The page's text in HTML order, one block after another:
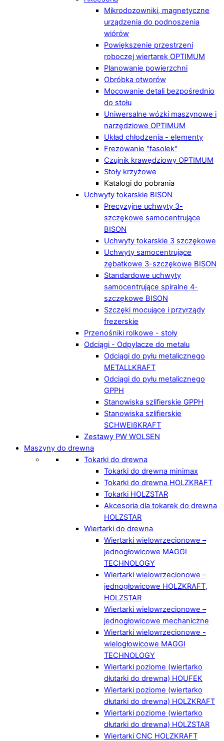
Mikrodozowniki, magnetyczne
urządzenia do podnoszenia
wiórów
Powiększenie przestrzeni
roboczej wiertarek OPTIMUM
Planowanie powierzchni
Obróbka otworów
Mocowanie detali bezpośrednio
do stołu
Uniwersalne wózki maszynowe i
narzędziowe OPTIMUM
Układ chłodzenia - elementy
Frezowanie "fasolek"
Czujnik krawędziowy OPTIMUM
Stoły krzyżowe
Katalogi do pobrania
Uchwyty tokarskie BISON
Precyzyjne uchwyty 3-
szczękowe samocentrujące
BISON
Uchwyty tokarskie 3 szczękowe
Uchwyty samocentrujące
zębatkowe 3-szczękowe BISON
Standardowe uchwyty
samocentrujące spiralne 4-
szczękowe BISON
Szczęki mocujące i przyrządy
frezerskie
Przenośniki rolkowe - stoły
Odciągi - Odpylacze do metalu
Odciągi do pyłu metalicznego
METALLKRAFT
Odciągi do pyłu metalicznego
GPPH
Stanowiska szlifierskie GPPH
Stanowiska szlifierskie
SCHWEIßKRAFT
Zestawy PW WOLSEN
Maszyny do drewna
Tokarki do drewna
Tokarki do drewna minimax
Tokarki do drewna HOLZKRAFT
Tokarki HOLZSTAR
Akcesoria dla tokarek do drewna
HOLZSTAR
Wiertarki do drewna
Wiertarki wielowrzecionowe –
jednogłowicowe MAGGI
TECHNOLOGY
Wiertarki wielowrzecionowe –
jednogłowicowe HOLZKRAFT,
HOLZSTAR
Wiertarki wielowrzecionowe –
jednogłowicowe mechaniczne
Wiertarki wielowrzecionowe -
wielogłowicowe MAGGI
TECHNOLOGY
Wiertarki poziome (wiertarko
dłutarki do drewna) HOUFEK
Wiertarki poziome (wiertarko
dłutarki do drewna) HOLZKRAFT
Wiertarki poziome (wiertarko
dłutarki do drewna) HOLZSTAR
Wiertarki CNC HOLZKRAFT